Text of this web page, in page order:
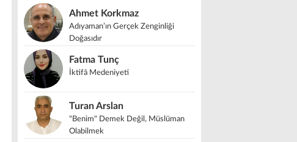
Ahmet Korkmaz
Adıyaman’ın Gerçek Zenginliği
Doğasıdır
Fatma Tunç
İktifâ Medeniyeti
Turan Arslan
"Benim" Demek Değil, Müslüman
Olabilmek